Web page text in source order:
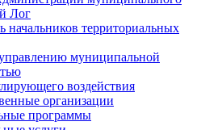
Лог
начальников территориальных
муниципальной
воздействия
организации
программы